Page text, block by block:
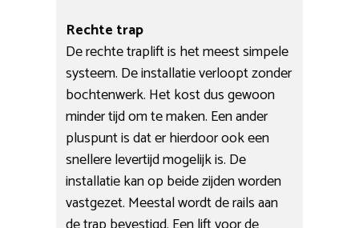
Rechte trap
De rechte traplift is het meest simpele
systeem. De installatie verloopt zonder
bochtenwerk. Het kost dus gewoon
minder tijd om te maken. Een ander
pluspunt is dat er hierdoor ook een
snellere levertijd mogelijk is. De
installatie kan op beide zijden worden
vastgezet. Meestal wordt de rails aan